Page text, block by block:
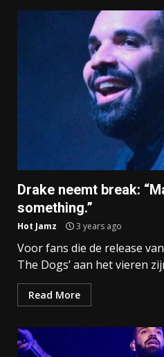
Drake neemt break:
something.”
Hot Jamz 3 years ago
Voor fans die de release
The Dogs’ aan het vieren
Read More